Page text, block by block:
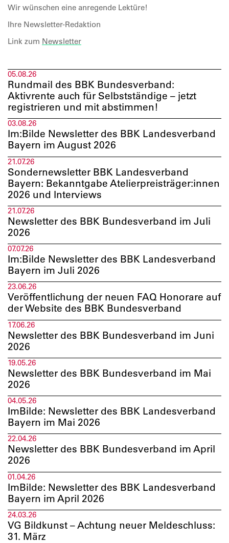
Wir wünschen eine anregende Lektüre!
Ihre Newsletter-Redaktion
Link zum Newsletter
05.08.26
Rundmail des BBK Bundesverband:
Aktivrente auch für Selbstständige – jetzt
registrieren und mit abstimmen!
03.08.26
Im:Bilde Newsletter des BBK Landesverband
Bayern im August 2026
21.07.26
Sondernewsletter BBK Landesverband
Bayern: Bekanntgabe Atelierpreisträger:innen
2026 und Interviews
21.07.26
Newsletter des BBK Bundesverband im Juli
2026
07.07.26
Im:Bilde Newsletter des BBK Landesverband
Bayern im Juli 2026
23.06.26
Veröffentlichung der neuen FAQ Honorare auf
der Website des BBK Bundesverband
17.06.26
Newsletter des BBK Bundesverband im Juni
2026
19.05.26
Newsletter des BBK Bundesverband im Mai
2026
04.05.26
ImBilde: Newsletter des BBK Landesverband
Bayern im Mai 2026
22.04.26
Newsletter des BBK Bundesverband im April
2026
01.04.26
ImBilde: Newsletter des BBK Landesverband
Bayern im April 2026
24.03.26
VG Bildkunst – Achtung neuer Meldeschluss:
31. März